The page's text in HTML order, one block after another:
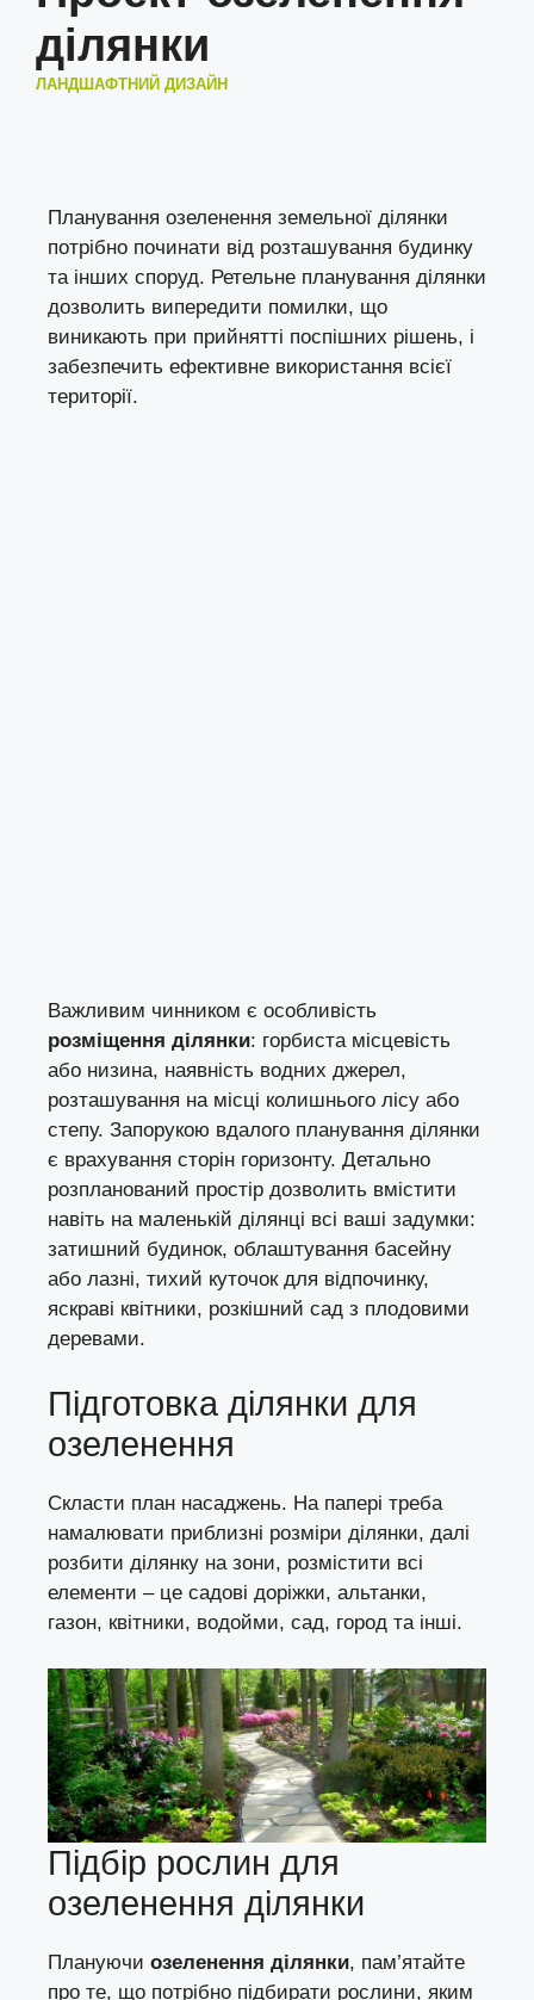
ділянки
ЛАНДШАФТНИЙ ДИЗАЙН
Планування озеленення земельної ділянки
потрібно починати від розташування будинку
та інших споруд. Ретельне планування ділянки
дозволить випередити помилки, що
виникають при прийнятті поспішних рішень, і
забезпечить ефективне використання всієї
території.
Важливим чинником є особливість
розміщення ділянки: горбиста місцевість
або низина, наявність водних джерел,
розташування на місці колишнього лісу або
степу. Запорукою вдалого планування ділянки
є врахування сторін горизонту. Детально
розпланований простір дозволить вмістити
навіть на маленькій ділянці всі ваші задумки:
затишний будинок, облаштування басейну
або лазні, тихий куточок для відпочинку,
яскраві квітники, розкішний сад з плодовими
деревами.
Підготовка ділянки для
озеленення
Скласти план насаджень. На папері треба
намалювати приблизні розміри ділянки, далі
розбити ділянку на зони, розмістити всі
елементи – це садові доріжки, альтанки,
газон, квітники, водойми, сад, город та інші.
Підбір рослин для
озеленення ділянки
Плануючи озеленення ділянки, пам’ятайте
про те, що потрібно підбирати рослини, яким